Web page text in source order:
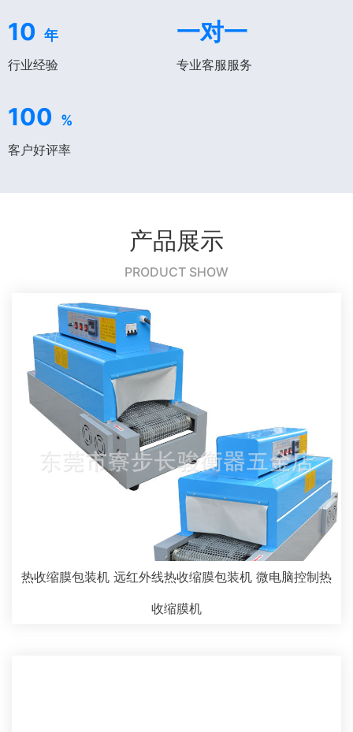
10 年
行业经验
一对一
专业客服服务
100 %
客户好评率
产品展示
PRODUCT SHOW
热收缩膜包装机 远红外线热收缩膜包装机 微电脑控制热
收缩膜机